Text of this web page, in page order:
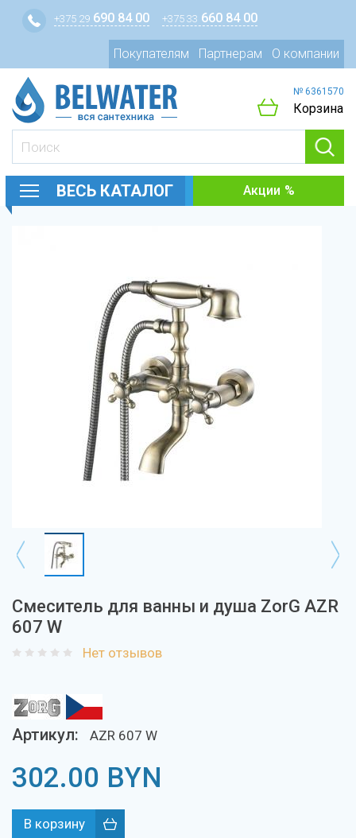
+375 29 690 84 00 +375 33 660 84 00
Покупателям Партнерам О компании
№ 6361570
Корзина
ВЕСЬ КАТАЛОГ Акции
Смеситель для ванны и душа ZorG AZR
607 W
Нет отзывов
Артикул: AZR 607 W
302.00 BYN